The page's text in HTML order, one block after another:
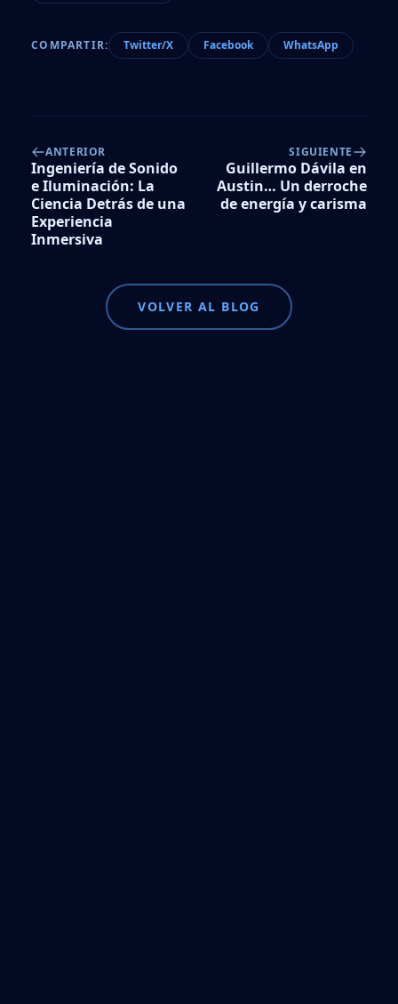
COMPARTIR: Twitter/X Facebook WhatsApp
ANTERIOR
Ingeniería de Sonido
e Iluminación: La
Ciencia Detrás de una
Experiencia
Inmersiva
SIGUIENTE
Guillermo Dávila en
Austin… Un derroche
de energía y carisma
VOLVER AL BLOG